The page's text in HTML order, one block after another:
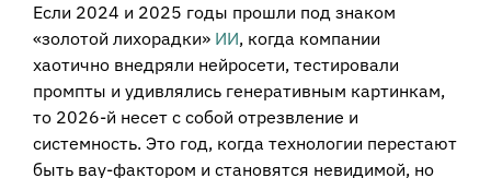
Если 2024 и 2025 годы прошли под знаком
«золотой лихорадки» ИИ, когда компании
хаотично внедряли нейросети, тестировали
промпты и удивлялись генеративным картинкам,
то 2026-й несет с собой отрезвление и
системность. Это год, когда технологии перестают
быть вау-фактором и становятся невидимой, но